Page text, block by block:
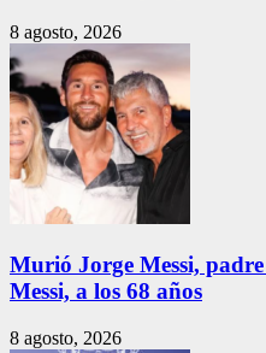
8 agosto, 2026
Murió Jorge Messi,
Messi, a los 68 años
8 agosto, 2026